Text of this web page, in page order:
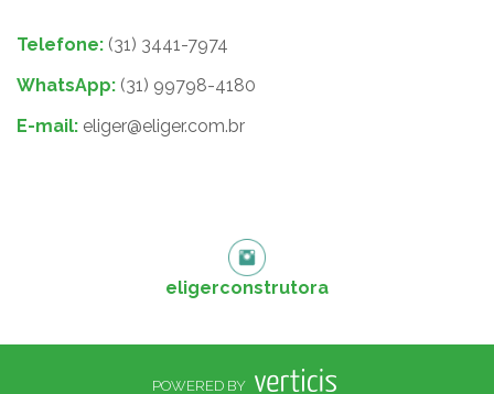
Telefone: (31) 3441-7974
WhatsApp: (31) 99798-4180
E-mail: eliger@eliger.com.br
eligerconstrutora
POWERED BY